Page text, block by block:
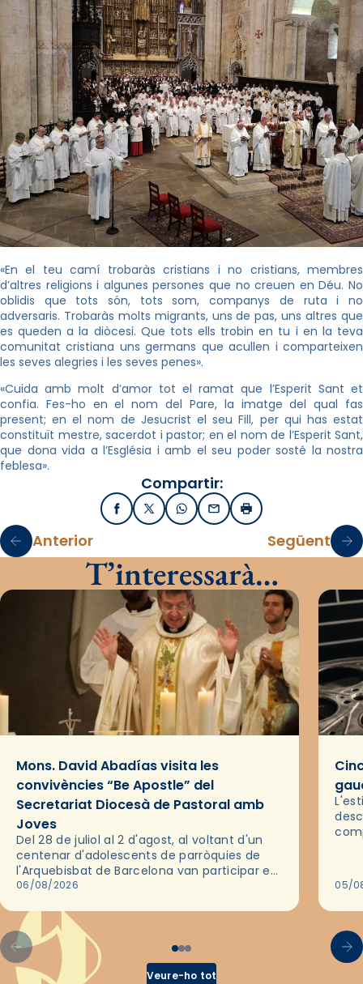
«En el teu camí trobaràs cristians i no cristians, membres
d’altres religions i algunes persones que no creuen en Déu. No
oblidis que tots són, tots som, companys de ruta i no
adversaris. Trobaràs molts migrants, uns de pas, uns altres que
es queden a la diòcesi. Que tots ells trobin en tu i en la teva
comunitat cristiana uns germans que acullen i comparteixen
les seves alegries i les seves penes».
«Cuida amb molt d’amor tot el ramat que l’Esperit Sant et
confia. Fes-ho en el nom del Pare, la imatge del qual fas
present; en el nom de Jesucrist el seu Fill, per qui has estat
constituït mestre, sacerdot i pastor; en el nom de l’Esperit Sant,
que dona vida a l’Església i amb el seu poder sosté la nostra
feblesa».
Compartir:
FacebookX / TwitterWhatsApp
EmailImprimir
Anterior Següent
T’interessarà…
Mons. David Abadías visita les
convivències “Be Apostle” del
Secretariat Diocesà de Pastoral amb
Joves
Del 28 de juliol al 2 d'agost, al voltant d'un
centenar d'adolescents de parròquies de
l'Arquebisbat de Barcelona van participar en
les convivències Be Apostle, organitzades
06/08/2026 05/
Veure-ho tot